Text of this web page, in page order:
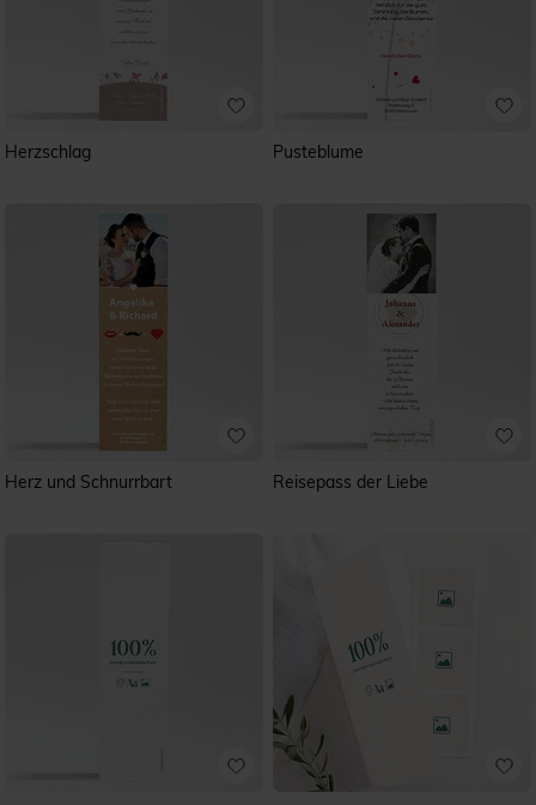
Herzschlag Pusteblume
Herz und Schnurrbart Reisepass der Liebe